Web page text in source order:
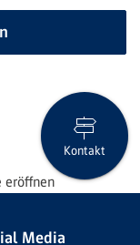
eröffnen
Kontakt
Media